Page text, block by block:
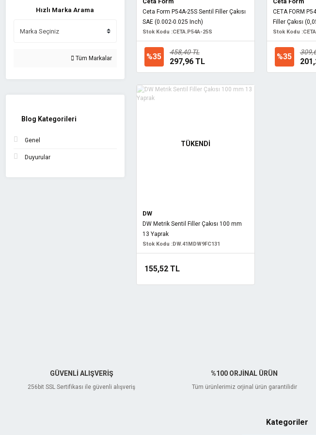
Hızlı Marka Arama
Tüm Markalar
Blog Kategorileri
Genel
Duyurular
Ceta Form P54A-25S Sentil Filler Çakısı
SAE (0.002-0.025 Inch)
Stok Kodu :CETA.P54A-25S
%35 458,40 TL
297,96 TL
CETA FORM
Filler Çakısı
Stok Kodu :
%35
TÜKENDİ
DW
DW Metrik Sentil Filler Çakısı 100 mm
13 Yaprak
Stok Kodu :DW.41MDW9FC131
155,52 TL
GÜVENLİ ALIŞVERİŞ
256bit SSL Sertifikası ile güvenli alışveriş
%100 ORJİNAL ÜRÜN
Tüm ürünlerimiz orjinal ürün garantilidir
Kategoriler